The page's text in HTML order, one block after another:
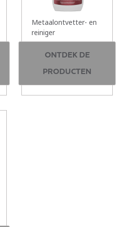
Metaalontvetter- en
reiniger
500 ml | 1 kleur
ONTDEK DE
PRODUCTEN